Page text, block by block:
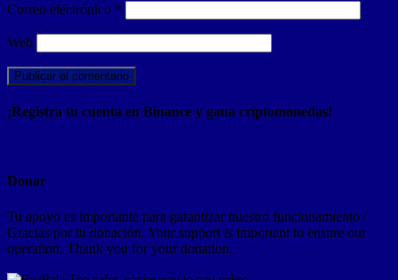
Correo electrónico *
Web
¡Registra tu cuenta en Binance y gana criptomonedas!
Donar
Tu apoyo es importante para garantizar nuestro funcionamiento /
Gracias por tu donación. Your support is important to ensure our
operation. Thank you for your donation.